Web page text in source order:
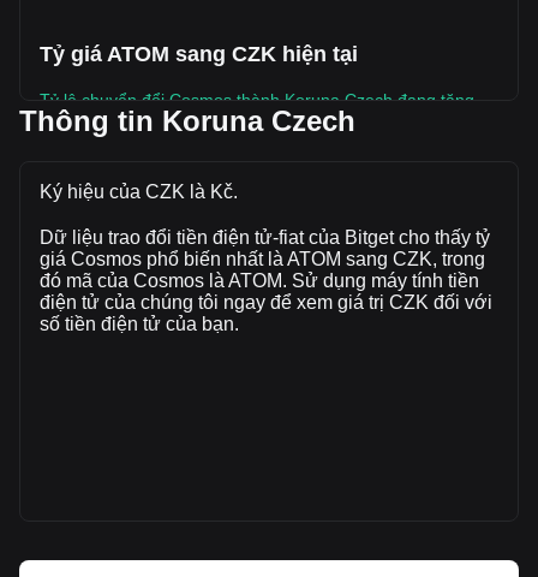
Tỷ giá ATOM sang CZK hiện tại
Tỷ lệ chuyển đổi Cosmos thành Koruna Czech đang tăng
trong tuần này.
với tổng vốn hoá thị trường của Kč14,881,039,349.68 CZK
Khối lượng giao dịch của Cosmos đã thay đổi +6.24%
(Kč24,845,479.51 CZK) trong 24 giờ qua. Trong ngày giao
dịch cuối cùng, khối lượng giao dịch của ATOM là
Kč398,113,695.51.
Thông tin Koruna Czech
Ký hiệu của CZK là Kč.
Dữ liệu trao đổi tiền điện tử-fiat của Bitget cho thấy tỷ
giá Cosmos phổ biến nhất là ATOM sang CZK, trong
đó mã của Cosmos là ATOM. Sử dụng máy tính tiền
điện tử của chúng tôi ngay để xem giá trị CZK đối với
số tiền điện tử của bạn.